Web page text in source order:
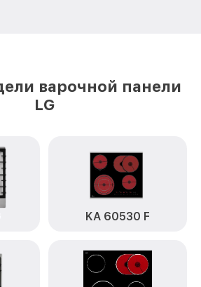
варочной панели
LG
KA 60530 F